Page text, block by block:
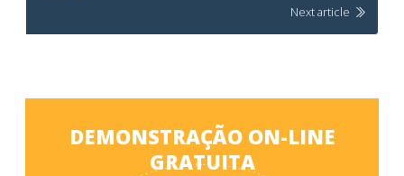
Next article
DEMONSTRAÇÃO ON-LINE
GRATUITA